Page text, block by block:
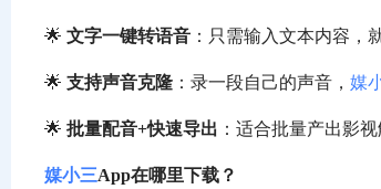
🌟 文字一键转语音 ：只需输入文本内容，
🌟 支持声音克隆 ：录一段自己的声音， 媒
🌟 批量配音+快速导出 ：适合批量产出影
媒小三App在哪里下载？